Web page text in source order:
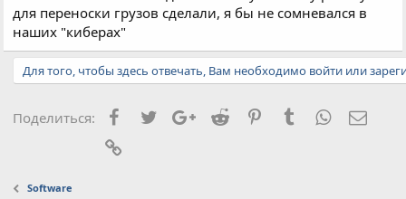
для переноски грузов сделали, я бы не сомневался в
наших "киберах"
Для того, чтобы здесь отвечать, Вам необходимо войти или
Поделиться: Facebook
TwitterGoogle+
Reddit PinterestTumblrWhatsApp
Software